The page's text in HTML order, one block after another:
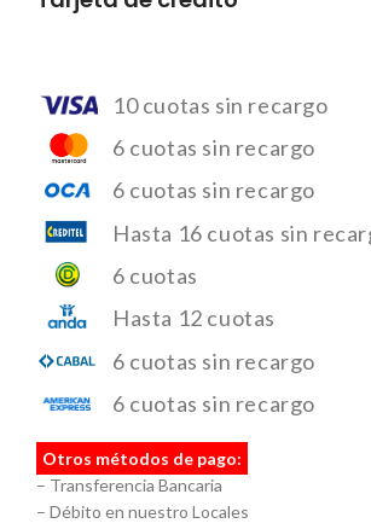
10 cuotas sin recargo
6 cuotas sin recargo
6 cuotas sin recargo
Hasta 16 cuotas sin
6 cuotas
Hasta 12 cuotas
6 cuotas sin recargo
6 cuotas sin recargo
Otros métodos de pago:
– Transferencia Bancaria
– Débito en nuestro Locales